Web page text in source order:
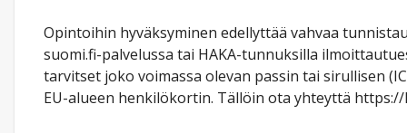
Opintoihin hyväksyminen edellyttää vahvaa
suomi.fi-palvelussa tai HAKA-tunnuksilla
tarvitset joko voimassa olevan passin tai sirullisen
EU-alueen henkilökortin. Tällöin ota yhteyttä